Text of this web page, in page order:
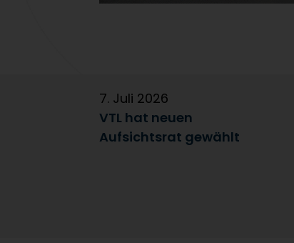
7. Juli 2026
VTL hat neuen
Aufsichtsrat gewählt